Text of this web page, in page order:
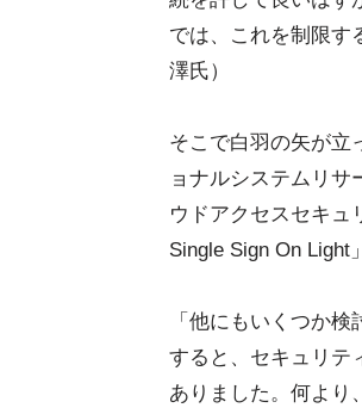
では、これを制限す
澤氏）
そこで白羽の矢が立
ョナルシステムリサ
ウドアクセスセキュ
Single Sign On Light
「他にもいくつか
すると、セキュリテ
ありました。何より